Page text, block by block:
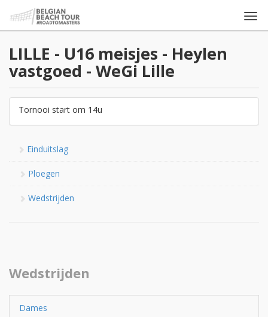
LILLE - U16 meisjes - Heylen
vastgoed - WeGi Lille
Tornooi start om 14u
Einduitslag
Ploegen
Wedstrijden
Wedstrijden
Dames